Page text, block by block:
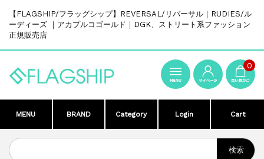
【FLAGSHIP/フラッグシップ】REVERSAL/リバーサル｜RUDIES/ル
ーディーズ ｜アカプルコゴールド｜DGK、ストリート系ファッション
正規販売店
0
MENU BRAND Category Login Cart